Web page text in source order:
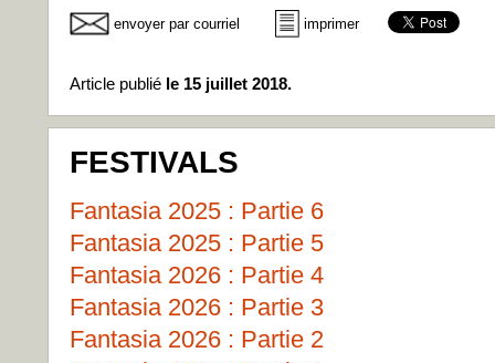
envoyer par courriel imprimer
Article publié le 15 juillet 2018.
FESTIVALS
Fantasia 2025 : Partie 6
Fantasia 2025 : Partie 5
Fantasia 2026 : Partie 4
Fantasia 2026 : Partie 3
Fantasia 2026 : Partie 2